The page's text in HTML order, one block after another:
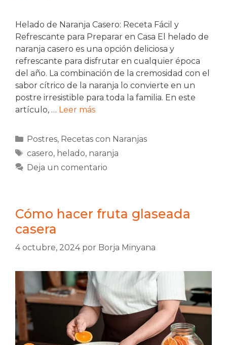
Helado de Naranja Casero: Receta Fácil y
Refrescante para Preparar en Casa El helado de
naranja casero es una opción deliciosa y
refrescante para disfrutar en cualquier época
del año. La combinación de la cremosidad con el
sabor cítrico de la naranja lo convierte en un
postre irresistible para toda la familia. En este
artículo, … Leer más
Categorías
Postres, Recetas con Naranjas
Etiquetas
casero, helado, naranja
Deja un comentario
Cómo hacer fruta glaseada
casera
4 octubre, 2024 por Borja Minyana